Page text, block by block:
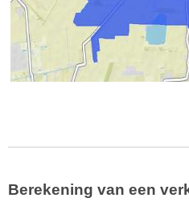
Berekening van een